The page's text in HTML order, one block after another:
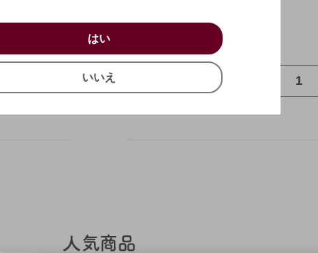
2,250 円
入れる
アルバリーニョ100％
お買い物を続ける カートへ進む
はい
いいえ
確認する
キャンセル
はい
いいえ